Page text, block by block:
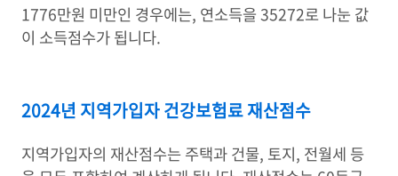
1776만원 미만인 경우에는, 연소득을 35272로 나눈 값
이 소득점수가 됩니다.
2024년 지역가입자 건강보험료 재산점수
지역가입자의 재산점수는 주택과 건물, 토지, 전월세 등